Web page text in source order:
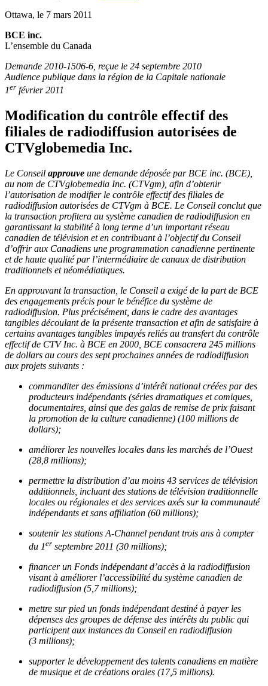
Ottawa, le 7 mars 2011
BCE inc.
L’ensemble du Canada
Demande 2010-1506-6, reçue le 24 septembre 2010
Audience publique dans la région de la Capitale nationale
1er février 2011
Modification du contrôle effectif des
filiales de radiodiffusion autorisées de
CTVglobemedia Inc.
Le Conseil approuve une demande déposée par BCE inc. (BCE),
au nom de CTVglobemedia Inc. (CTVgm), afin d’obtenir
l’autorisation de modifier le contrôle effectif des filiales de
radiodiffusion autorisées de CTVgm à BCE. Le Conseil conclut que
la transaction profitera au système canadien de radiodiffusion en
garantissant la stabilité à long terme d’un important réseau
canadien de télévision et en contribuant à l’objectif du Conseil
d’offrir aux Canadiens une programmation canadienne pertinente
et de haute qualité par l’intermédiaire de canaux de distribution
traditionnels et néomédiatiques.
En approuvant la transaction, le Conseil a exigé de la part de BCE
des engagements précis pour le bénéfice du système de
radiodiffusion. Plus précisément, dans le cadre des avantages
tangibles découlant de la présente transaction et afin de satisfaire à
certains avantages tangibles impayés reliés au transfert du contrôle
effectif de CTV Inc. à BCE en 2000, BCE consacrera 245 millions
de dollars au cours des sept prochaines années de radiodiffusion
aux projets suivants :
commanditer des émissions d’intérêt national créées par des
producteurs indépendants (séries dramatiques et comiques,
documentaires, ainsi que des galas de remise de prix faisant
la promotion de la culture canadienne) (100 millions de
dollars);
améliorer les nouvelles locales dans les marchés de l’Ouest
(28,8 millions);
permettre la distribution d’au moins 43 services de télévision
additionnels, incluant des stations de télévision traditionnelle
locales ou régionales et des services axés sur la communauté
indépendants et sans affiliation (60 millions);
soutenir les stations A-Channel pendant trois ans à compter
du 1er septembre 2011 (30 millions);
financer un Fonds indépendant d’accès à la radiodiffusion
visant à améliorer l’accessibilité du système canadien de
radiodiffusion (5,7 millions);
mettre sur pied un fonds indépendant destiné à payer les
dépenses des groupes de défense des intérêts du public qui
participent aux instances du Conseil en radiodiffusion
(3 millions);
supporter le développement des talents canadiens en matière
de musique et de créations orales (17,5 millions).